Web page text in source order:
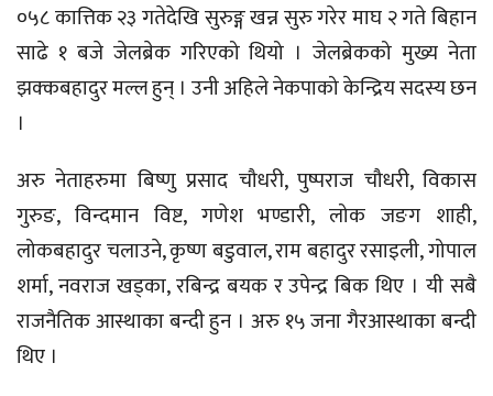
०५८ कात्तिक २३ गतेदेखि सुरुङ्ग खन्न सुरु गरेर माघ २ गते बिहान
साढे १ बजे जेलब्रेक गरिएको थियो । जेलब्रेकको मुख्य नेता
झक्कबहादुर मल्ल हुन् । उनी अहिले नेकपाको केन्द्रिय सदस्य छन
।
अरु नेताहरुमा बिष्णु प्रसाद चौधरी, पुष्पराज चौधरी, विकास
गुरुङ, विन्दमान विष्ट, गणेश भण्डारी, लोक जङग शाही,
लोकबहादुर चलाउने, कृष्ण बडुवाल, राम बहादुर रसाइली, गोपाल
शर्मा, नवराज खड्का, रबिन्द्र बयक र उपेन्द्र बिक थिए । यी सबै
राजनैतिक आस्थाका बन्दी हुन । अरु १५ जना गैरआस्थाका बन्दी
थिए ।